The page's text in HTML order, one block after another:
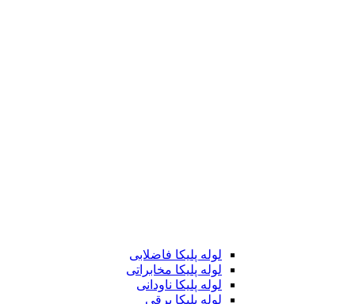
لوله پلیکا فاضلابی
لوله پلیکا مخابراتی
لوله پلیکا ناودانی
لوله پلیکا برقی